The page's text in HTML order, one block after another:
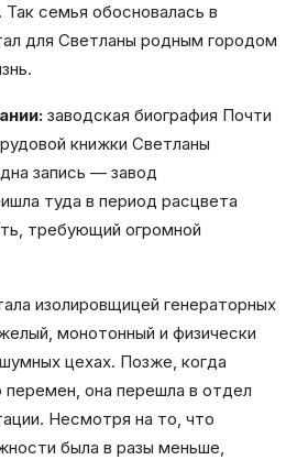
семья обосновалась в
для Светланы родным городом
заводская биография Почти
книжки Светланы
запись — завод
туда в период расцвета
требующий огромной
изолировщицей генераторных
монотонный и физически
цехах. Позже, когда
перемен, она перешла в отдел
Несмотря на то, что
была в разы меньше,